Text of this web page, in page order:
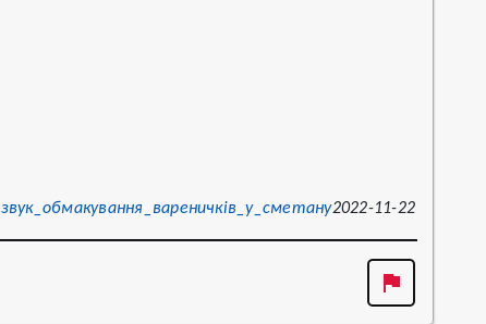
звук_обмакування_вареничків_у_сметану2022-11-22